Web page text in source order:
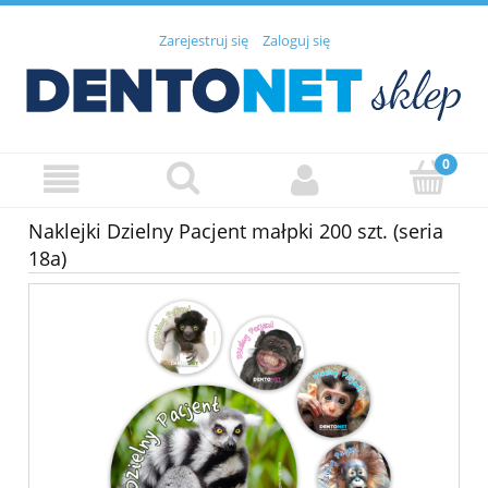
Zarejestruj się Zaloguj się
Naklejki Dzielny Pacjent małpki 200 szt. (seria
18a)